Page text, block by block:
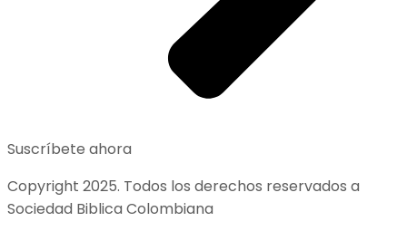
Suscríbete ahora
Copyright 2025. Todos los derechos reservados a
Sociedad Biblica Colombiana